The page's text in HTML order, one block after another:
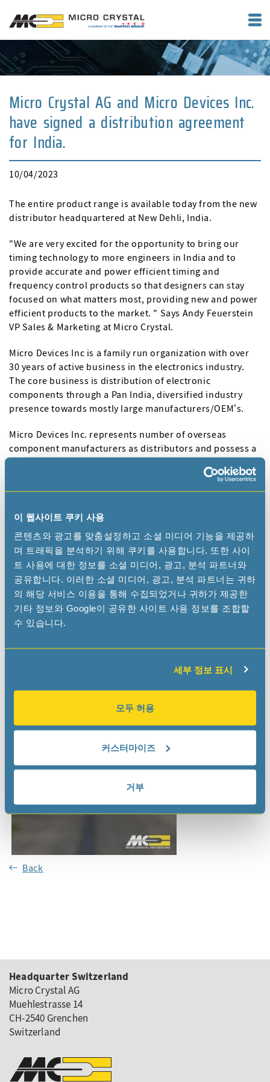
이 웹사이트 쿠키 사용
콘텐츠와 광고를 맞춤설정하고 소셜 미디어 기능을 제공하
며 트래픽을 분석하기 위해 쿠키를 사용합니다. 또한 사이
트 사용에 대한 정보를 소셜 미디어, 광고, 분석 파트너와
공유합니다. 이러한 소셜 미디어, 광고, 분석 파트너는 귀하
의 해당 서비스 이용을 통해 수집되었거나 귀하가 제공한
기타 정보와 Google이 공유한 사이트 사용 정보를 조합할
수 있습니다.
세부 정보 표시
모두 허용
커스터마이즈
거부
Micro Crystal AG and Micro Devices Inc.
have signed a distribution agreement
for India.
10/04/2023
The entire product range is available today from the new
distributor headquartered at New Dehli, India.
"We are very excited for the opportunity to bring our
timing technology to more engineers in India and to
provide accurate and power efficient timing and
frequency control products so that designers can stay
focused on what matters most, providing new and power
efficient products to the market. " Says Andy Feuerstein
VP Sales & Marketing at Micro Crystal.
Micro Devices Inc is a family run organization with over
30 years of active business in the electronics industry.
The core business is distribution of electronic
components through a Pan India, diversified industry
presence towards mostly large manufacturers/OEM’s.
Micro Devices Inc. represents number of overseas
component manufacturers as distributors and possess a
composed of young entrepreneurs and engineers with
strong technical and commercial capabilities.
Back
Headquarter Switzerland
Micro Crystal AG
Muehlestrasse 14
CH-2540 Grenchen
Switzerland